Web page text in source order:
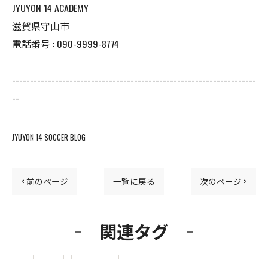
JYUYON 14 ACADEMY
滋賀県守山市
電話番号 : 090-9999-8774
--------------------------------------------------------------------
--
JYUYON 14 SOCCER BLOG
< 前のページ 一覧に戻る 次のページ >
関連タグ